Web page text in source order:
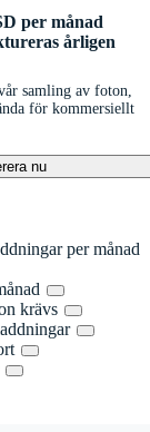
per månad
årligen
samling av foton,
för kommersiellt
nu
per månad
krävs